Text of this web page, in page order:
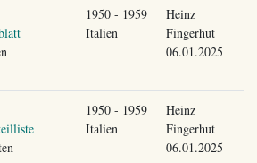
1950 - 1959
Italien
Heinz
Fingerhut
06.01.2025
1950 - 1959
Italien
Heinz
Fingerhut
06.01.2025